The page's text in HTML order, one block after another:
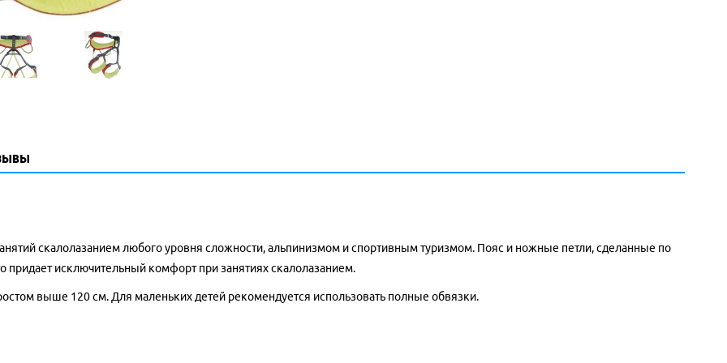
скалолазанием любого уровня сложности, альпинизмом и спортивным туризмом. Пояс и ножные петли, сделанные по
придает исключительный комфорт при занятиях скалолазанием.
выше 120 см. Для маленьких детей рекомендуется использовать полные обвязки.